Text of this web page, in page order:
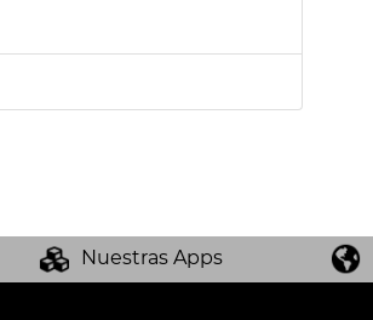
Nuestras Apps